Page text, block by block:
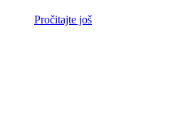
Pročitajte još